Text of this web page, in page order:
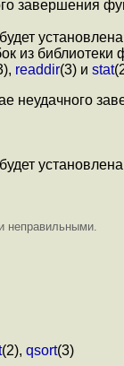
завершения
будет
из библиотеки
readdir(3) и stat
неудачного
будет
неправильными.
(2), qsort(3)